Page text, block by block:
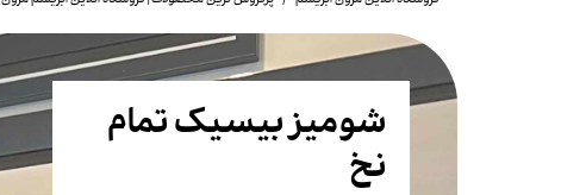
لگ
شلوار
شلوارک
ست
شومیز بیسیک تمام
نخ